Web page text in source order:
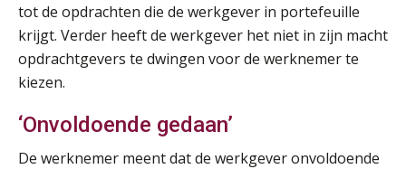
tot de opdrachten die de werkgever in portefeuille
krijgt. Verder heeft de werkgever het niet in zijn macht
opdrachtgevers te dwingen voor de werknemer te
kiezen.
‘Onvoldoende gedaan’
De werknemer meent dat de werkgever onvoldoende
28
AUG
Online Vakopleiding Payroll Services (VPS)
MOCuitgevers
AUG
Markus Verbeek Praehep